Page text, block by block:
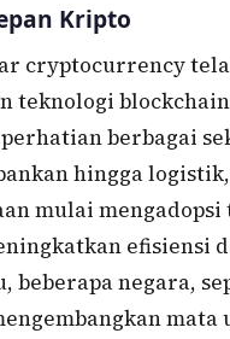
Kripto
cryptocurrency
teknologi
berbagai
hingga
mulai
efisiensi
beberapa negara,